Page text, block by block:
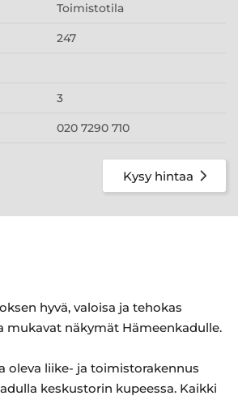
Toimistotila
247
3
020 7290 710
Kysy hintaa
hyvä, valoisa ja tehokas
mukavat näkymät Hämeenkadulle.
oleva liike- ja toimistorakennus
keskustorin kupeessa. Kaikki